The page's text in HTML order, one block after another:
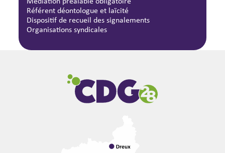
Référent déontologue et laïcité
Dispositif de recueil des signalements
Organisations syndicales